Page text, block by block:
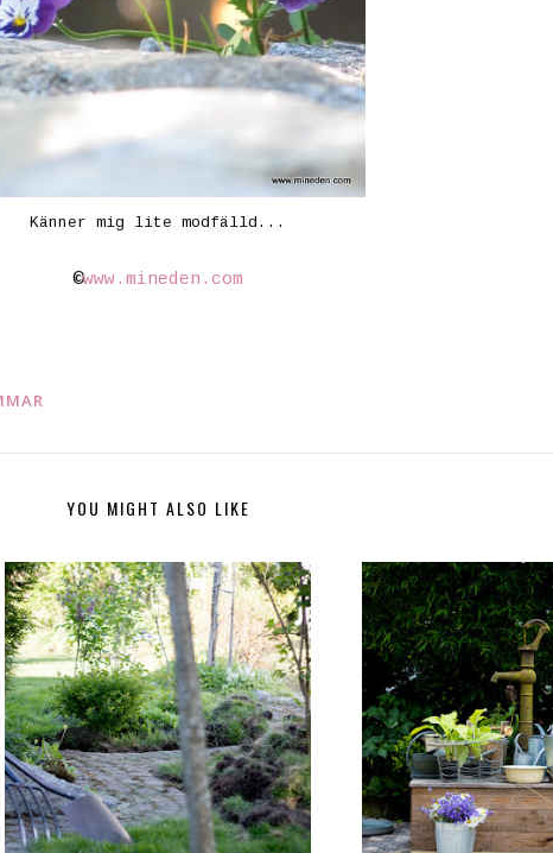
Känner mig lite modfälld...
©www.mineden.com
YOU MIGHT ALSO LIKE